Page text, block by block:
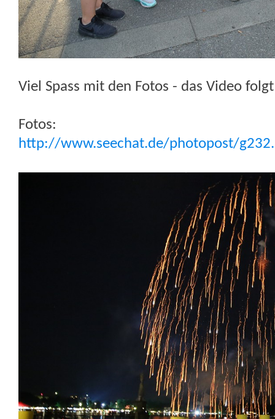
Viel Spass mit den Fotos - das Video folgt
Fotos:
http://www.seechat.de/photopost/